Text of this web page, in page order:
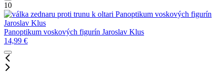
10
Panoptikum voskových figurín
Jaroslav Klus
Panoptikum voskových figurín Jaroslav Klus
14,99 €